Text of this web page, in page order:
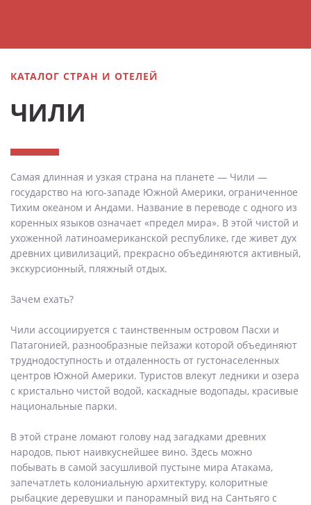
КАТАЛОГ СТРАН И ОТЕЛЕЙ
ЧИЛИ
Самая длинная и узкая страна на планете — Чили —
государство на юго-западе Южной Америки, ограниченное
Тихим океаном и Андами. Название в переводе с одного из
коренных языков означает «предел мира». В этой чистой и
ухоженной латиноамериканской республике, где живет дух
древних цивилизаций, прекрасно объединяются активный,
экскурсионный, пляжный отдых.
Зачем ехать?
Чили ассоциируется с таинственным островом Пасхи и
Патагонией, разнообразные пейзажи которой объединяют
труднодоступность и отдаленность от густонаселенных
центров Южной Америки. Туристов влекут ледники и озера
с кристально чистой водой, каскадные водопады, красивые
национальные парки.
В этой стране ломают голову над загадками древних
народов, пьют наивкуснейшее вино. Здесь можно
побывать в самой засушливой пустыне мира Атакама,
запечатлеть колониальную архитектуру, колоритные
рыбацкие деревушки и панорамный вид на Сантьяго с